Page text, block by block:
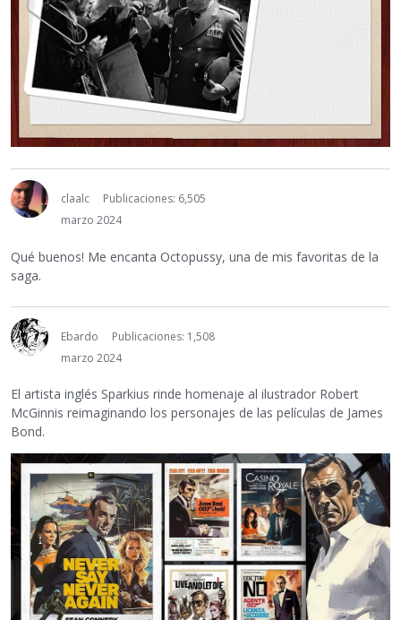
claalc
Publicaciones: 6,505
marzo 2024
Qué buenos! Me encanta Octopussy, una de mis favoritas de la
saga.
Ebardo
Publicaciones: 1,508
marzo 2024
El artista inglés Sparkius rinde homenaje al ilustrador Robert
McGinnis reimaginando los personajes de las películas de James
Bond.